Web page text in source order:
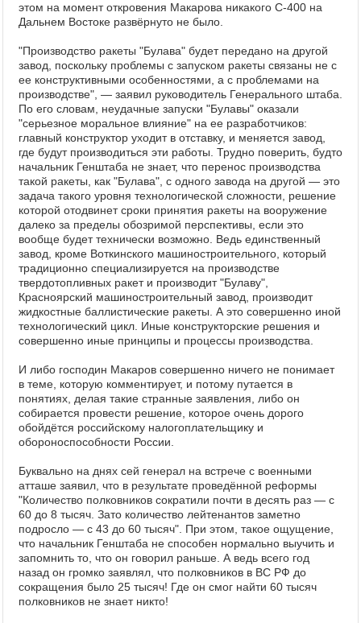
этом на момент откровения Макарова никакого С-400 на
Дальнем Востоке развёрнуто не было.
"Производство ракеты "Булава" будет передано на другой
завод, поскольку проблемы с запуском ракеты связаны не с
ее конструктивными особенностями, а с проблемами на
производстве", — заявил руководитель Генерального штаба.
По его словам, неудачные запуски "Булавы" оказали
"серьезное моральное влияние" на ее разработчиков:
главный конструктор уходит в отставку, и меняется завод,
где будут производиться эти работы. Трудно поверить, будто
начальник Генштаба не знает, что перенос производства
такой ракеты, как "Булава", с одного завода на другой — это
задача такого уровня технологической сложности, решение
которой отодвинет сроки принятия ракеты на вооружение
далеко за пределы обозримой перспективы, если это
вообще будет технически возможно. Ведь единственный
завод, кроме Воткинского машиностроительного, который
традиционно специализируется на производстве
твердотопливных ракет и производит "Булаву",
Красноярский машиностроительный завод, производит
жидкостные баллистические ракеты. А это совершенно иной
технологический цикл. Иные конструкторские решения и
совершенно иные принципы и процессы производства.
И либо господин Макаров совершенно ничего не понимает
в теме, которую комментирует, и потому путается в
понятиях, делая такие странные заявления, либо он
собирается провести решение, которое очень дорого
обойдётся российскому налогоплательщику и
обороноспособности России.
Буквально на днях сей генерал на встрече с военными
атташе заявил, что в результате проведённой реформы
"Количество полковников сократили почти в десять раз — с
60 до 8 тысяч. Зато количество лейтенантов заметно
подросло — с 43 до 60 тысяч". При этом, такое ощущение,
что начальник Генштаба не способен нормально выучить и
запомнить то, что он говорил раньше. А ведь всего год
назад он громко заявлял, что полковников в ВС РФ до
сокращения было 25 тысяч! Где он смог найти 60 тысяч
полковников не знает никто!